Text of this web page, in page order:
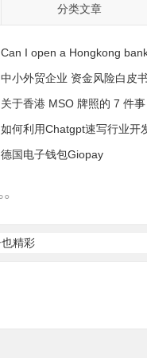
分类文章
Can I open a Hongkong
中小外贸企业 资金风险白皮书
关于香港 MSO 牌照的 7 件事
如何利用Chatgpt速写行业开
德国电子钱包Giopay